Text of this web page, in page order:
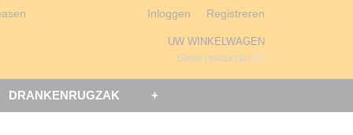
Inloggen Registreren
UW WINKELWAGEN
Geen producten (0)
DRANKENRUGZAK +